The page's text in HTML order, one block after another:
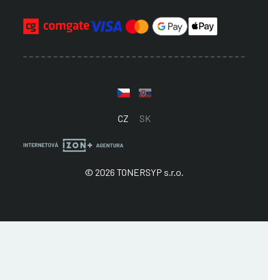
CZ SK
© 2026 TONERSYP s.r.o.